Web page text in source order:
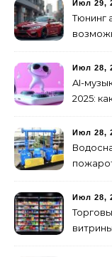
Июл 29,
Тюнинг
Июл 28,
AI-
2025:
Июл 28,
Июл 28,